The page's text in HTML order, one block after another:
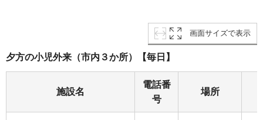
画面サイズで表示
夕方の小児外来（市内３か所）【毎日】
施設名
電話番
号
場所